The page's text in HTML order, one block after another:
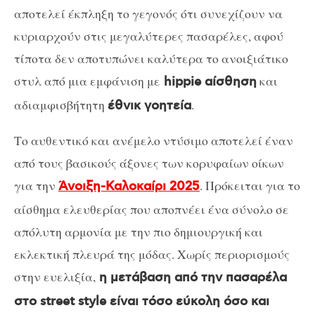
αποτελεί έκπληξη το γεγονός ότι συνεχίζουν να
κυριαρχούν στις μεγαλύτερες πασαρέλες, αφού
τίποτα δεν αποτυπώνει καλύτερα το ανοιξιάτικο
στυλ από μια εμφάνιση με hippie αίσθησηκαι
αδιαμφισβήτητη έθνικ γοητεία.
Το αυθεντικό και ανέμελο ντύσιμο αποτελεί έναν
από τους βασικούς άξονες των κορυφαίων οίκων
για την Άνοιξη-Καλοκαίρι 2025. Πρόκειται για το
αίσθημα ελευθερίας που αποπνέει ένα σύνολο σε
απόλυτη αρμονία με την πιο δημιουργική και
εκλεκτική πλευρά της μόδας. Χωρίς περιορισμούς
στην ευελιξία, η μετάβαση από την πασαρέλα
στο street style είναι τόσο εύκολη όσο και